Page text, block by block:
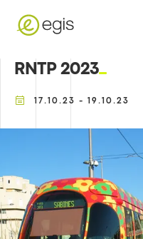
RNTP 2023
17.10.23 - 19.10.23